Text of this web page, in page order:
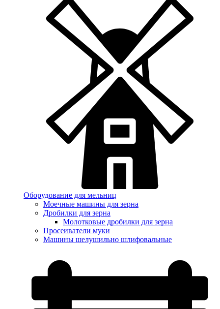
Оборудование для мельниц
Моечные машины для зерна
Дробилки для зерна
Молотковые дробилки для зерна
Просеиватели муки
Машины шелушильно шлифовальные